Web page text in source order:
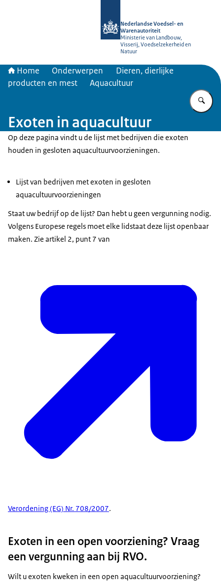
Nederlandse Voedsel- en
Warenautoriteit
Ministerie van Landbouw,
Visserij, Voedselzekerheid en
Natuur
Home Onderwerpen
Dieren, dierlijke
producten en mest
Aquacultuur
Exoten in aquacultuur
Op deze pagina vindt u de lijst met bedrijven die exoten
houden in gesloten aquacultuurvoorzieningen.
Lijst van bedrijven met exoten in gesloten
aquacultuurvoorzieningen
Staat uw bedrijf op de lijst? Dan hebt u geen vergunning nodig.
Volgens Europese regels moet elke lidstaat deze lijst openbaar
maken. Zie artikel 2, punt 7 van
Verordening (EG) Nr. 708/2007.
Exoten in een open voorziening? Vraag
een vergunning aan bij RVO.
Wilt u exoten kweken in een open aquacultuurvoorziening?